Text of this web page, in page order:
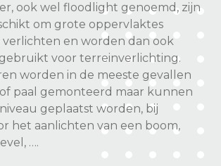
ook wel floodlight genoemd, zijn
om grote oppervlaktes
en worden dan ook
voor terreinverlichting.
worden in de meeste gevallen
paal gemonteerd maar kunnen
geplaatst worden, bij
het aanlichten van een boom,
….